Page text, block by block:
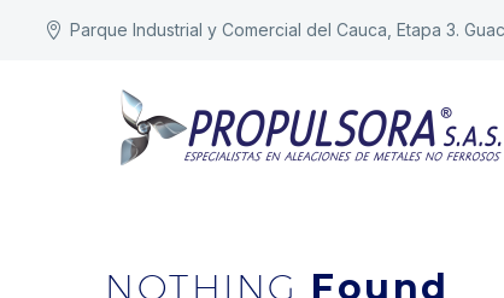
Parque Industrial y Comercial del Cauca, Etapa 3.
NOTHING Found